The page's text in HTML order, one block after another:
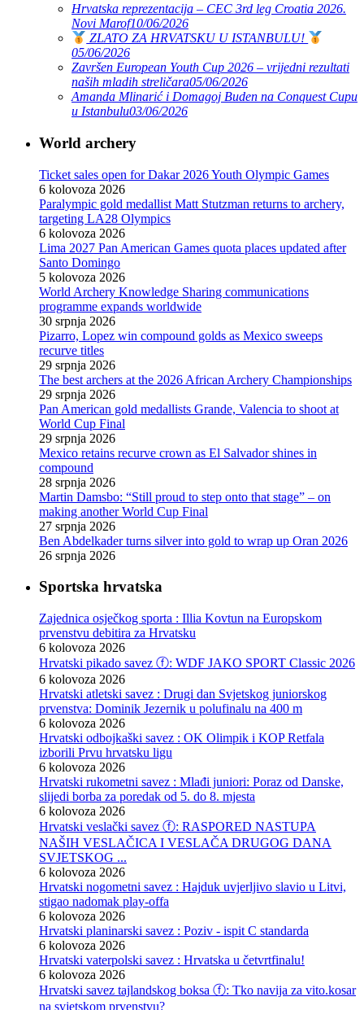
Hrvatska reprezentacija – CEC 3rd leg Croatia 2026.
Novi Marof10/06/2026
ZLATO ZA HRVATSKU U ISTANBULU!
05/06/2026
Završen European Youth Cup 2026 – vrijedni rezultati
naših mladih streličara05/06/2026
Amanda Mlinarić i Domagoj Buden na Conquest Cupu
u Istanbulu03/06/2026
World archery
Ticket sales open for Dakar 2026 Youth Olympic Games
6 kolovoza 2026
Paralympic gold medallist Matt Stutzman returns to archery,
targeting LA28 Olympics
6 kolovoza 2026
Lima 2027 Pan American Games quota places updated after
Santo Domingo
5 kolovoza 2026
World Archery Knowledge Sharing communications
programme expands worldwide
30 srpnja 2026
Pizarro, Lopez win compound golds as Mexico sweeps
recurve titles
29 srpnja 2026
The best archers at the 2026 African Archery Championships
29 srpnja 2026
Pan American gold medallists Grande, Valencia to shoot at
World Cup Final
29 srpnja 2026
Mexico retains recurve crown as El Salvador shines in
compound
28 srpnja 2026
Martin Damsbo: “Still proud to step onto that stage” – on
making another World Cup Final
27 srpnja 2026
Ben Abdelkader turns silver into gold to wrap up Oran 2026
26 srpnja 2026
Sportska hrvatska
Zajednica osječkog sporta : Illia Kovtun na Europskom
prvenstvu debitira za Hrvatsku
6 kolovoza 2026
Hrvatski pikado savez ⓕ: WDF JAKO SPORT Classic 2026
6 kolovoza 2026
Hrvatski atletski savez : Drugi dan Svjetskog juniorskog
prvenstva: Dominik Jezernik u polufinalu na 400 m
6 kolovoza 2026
Hrvatski odbojkaški savez : OK Olimpik i KOP Retfala
izborili Prvu hrvatsku ligu
6 kolovoza 2026
Hrvatski rukometni savez : Mlađi juniori: Poraz od Danske,
slijedi borba za poredak od 5. do 8. mjesta
6 kolovoza 2026
Hrvatski veslački savez ⓕ: RASPORED NASTUPA
NAŠIH VESLAČICA I VESLAČA DRUGOG DANA
SVJETSKOG ...
6 kolovoza 2026
Hrvatski nogometni savez : Hajduk uvjerljivo slavio u Litvi,
stigao nadomak play-offa
6 kolovoza 2026
Hrvatski planinarski savez : Poziv - ispit C standarda
6 kolovoza 2026
Hrvatski vaterpolski savez : Hrvatska u četvrtfinalu!
6 kolovoza 2026
Hrvatski savez tajlandskog boksa ⓕ: Tko navija za vito.kosar
na svjetskom prvenstvu?